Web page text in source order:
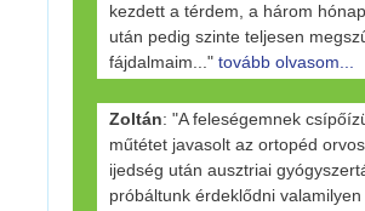
kezdett a térdem, a három
után pedig szinte teljesen
fájdalmaim..." tovább olvasom...
Zoltán: "A feleségemnek
műtétet javasolt az ortopéd
ijedség után ausztriai
próbáltunk érdeklődni